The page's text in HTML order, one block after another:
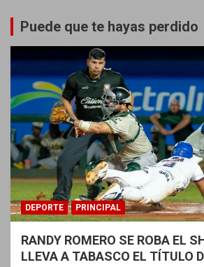
Puede que te hayas perdido
DEPORTE PRINCIPAL
RANDY ROMERO SE ROBA EL
LLEVA A TABASCO EL TÍTULO